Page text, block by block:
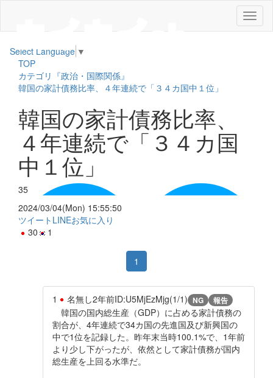
メ
ニ
Select Language ▼
TOP
カテゴリ『政治・国際関係』
韓国の家計債務比率、４年連続で「３４カ国中１位」
韓国の家計債務比率、
４年連続で「３４カ国
中１位」
35
2024/03/04(Mon) 15:55:50
ツイート LINEお気に入り
30
1
1
1 名無し2年前ID:U5MjEzMjg(1/1) NG 報告
韓国の国内総生産（GDP）に占める家計債務の
割合が、4年連続で34カ国の先進国及び新興国の
中で1位を記録した。昨年末当時100.1%で、1年前
より少し下がったが、依然として家計債務が国内
総生産を上回る水準だ。